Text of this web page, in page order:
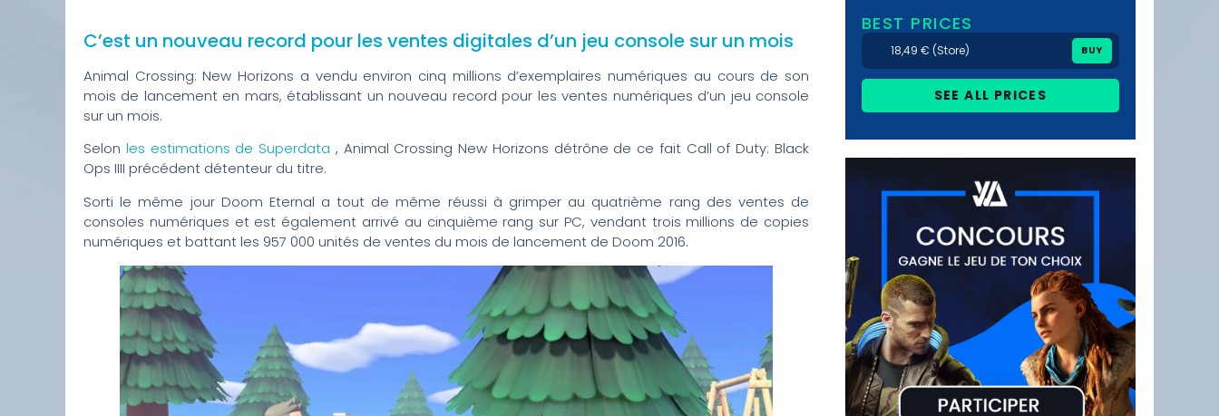
C’est un nouveau record pour les ventes digitales d’un jeu console sur un mois
Animal Crossing: New Horizons a vendu environ cinq millions d’exemplaires numériques au cours de son
mois de lancement en mars, établissant un nouveau record pour les ventes numériques d’un jeu console
sur un mois.
Selon les estimations de Superdata , Animal Crossing New Horizons détrône de ce fait Call of Duty: Black
Ops IIII précédent détenteur du titre.
Sorti le même jour Doom Eternal a tout de même réussi à grimper au quatrième rang des ventes de
consoles numériques et est également arrivé au cinquième rang sur PC, vendant trois millions de copies
numériques et battant les 957 000 unités de ventes du mois de lancement de Doom 2016.
BEST PRICES
18,49 € (Store) BUY
SEE ALL PRICES